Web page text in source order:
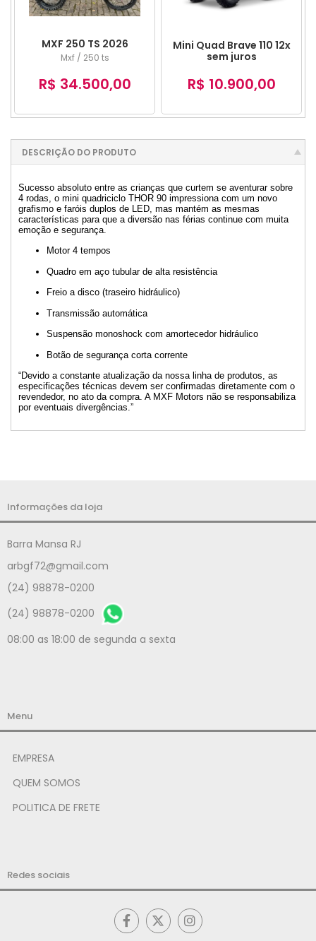
MXF 250 TS 2026
Mxf / 250 ts
R$ 34.500,00
Mini Quad Brave 110 12x
sem juros
R$ 10.900,00
DESCRIÇÃO DO PRODUTO
Sucesso absoluto entre as crianças que curtem se aventurar sobre
4 rodas, o mini quadriciclo THOR 90 impressiona com um novo
grafismo e faróis duplos de LED, mas mantém as mesmas
características para que a diversão nas férias continue com muita
emoção e segurança.
Motor 4 tempos
Quadro em aço tubular de alta resistência
Freio a disco (traseiro hidráulico)
Transmissão automática
Suspensão monoshock com amortecedor hidráulico
Botão de segurança corta corrente
“Devido a constante atualização da nossa linha de produtos, as
especificações técnicas devem ser confirmadas diretamente com o
revendedor, no ato da compra. A MXF Motors não se responsabiliza
por eventuais divergências.”
Informações da loja
Barra Mansa RJ
arbgf72@gmail.com
(24) 98878-0200
(24) 98878-0200
08:00 as 18:00 de segunda a sexta
Menu
EMPRESA
QUEM SOMOS
POLITICA DE FRETE
Redes sociais